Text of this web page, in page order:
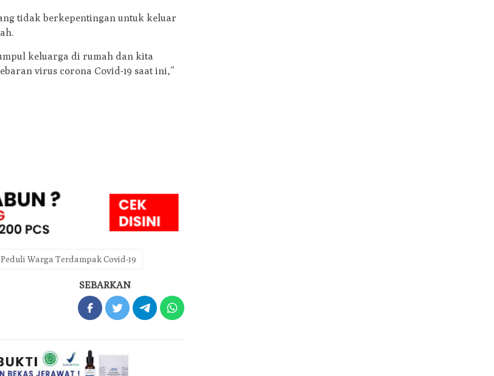
tidak berkepentingan untuk keluar
keluarga di rumah dan kita
virus corona Covid-19 saat ini,”
Peduli Warga Terdampak Covid-19
SEBARKAN